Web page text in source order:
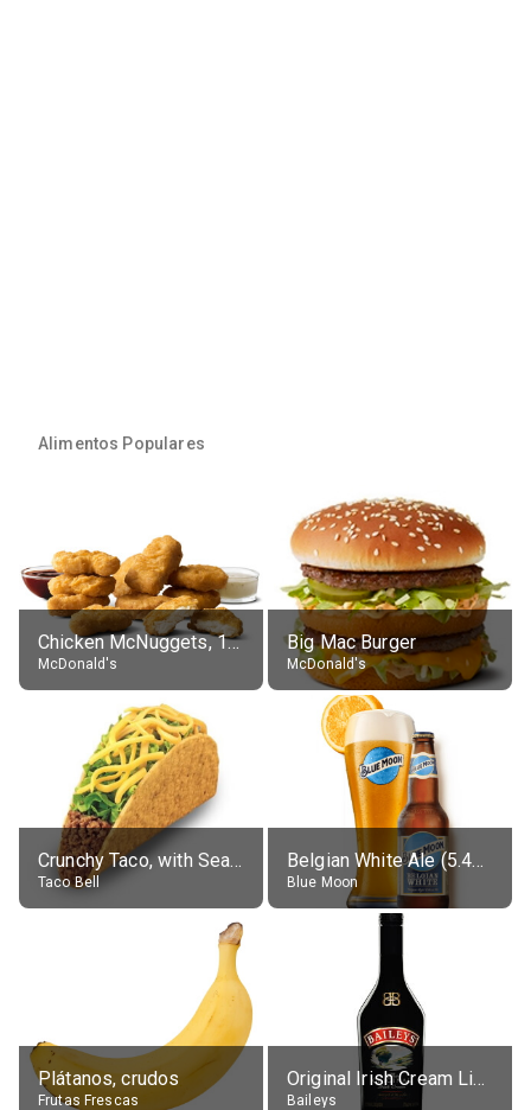
Alimentos Populares
Chicken McNuggets, 10 pieces, without sauce
McDonald's
Big Mac Burger
McDonald's
Crunchy Taco, with Seasoned Beef
Taco Bell
Belgian White Ale (5.4% alc.)
Blue Moon
Plátanos, crudos
Frutas Frescas
Original Irish Cream Liqueur (17% alc.)
Baileys